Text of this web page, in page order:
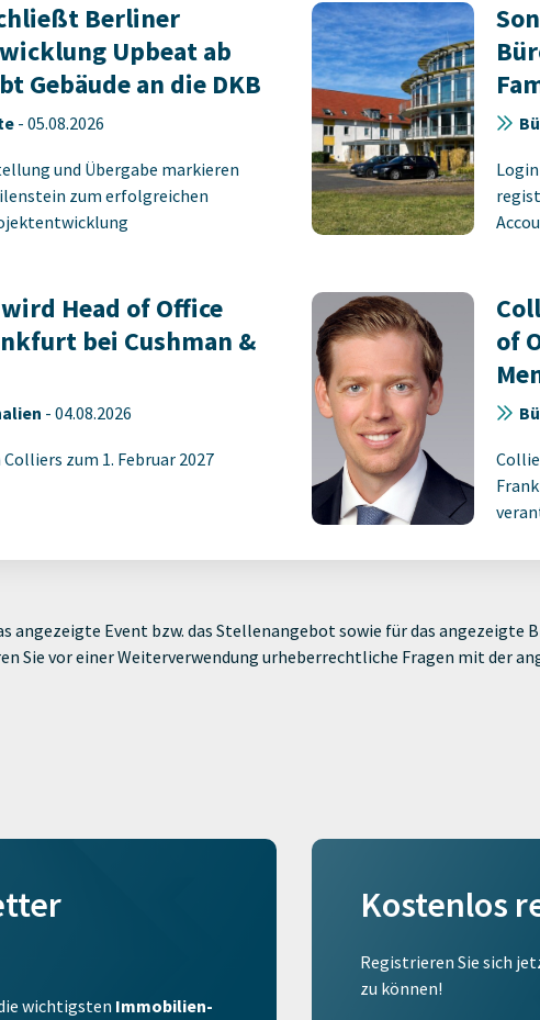
Berliner
Upbeat ab
Gebäude an die DKB
- 05.08.2026
und Übergabe markieren
zum erfolgreichen
Head of Office
bei Cushman &
- 04.08.2026
zum 1. Februar 2027
of
angezeigte Event bzw. das Stellenangebot sowie für das angezeigte
Sie vor einer Weiterverwendung urheberrechtliche Fragen mit der
wichtigsten Immobilien-
Kostenlos
Registrieren Sie sich
zu können!